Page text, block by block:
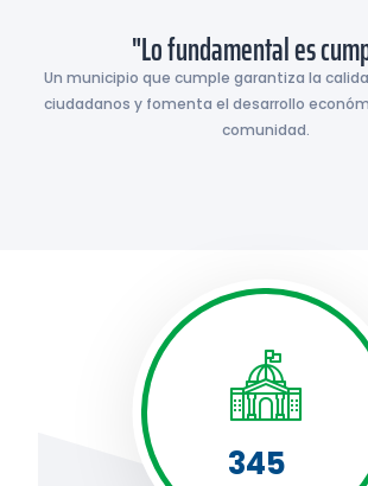
"Lo fundamental es
Un municipio que cumple garantiza la
ciudadanos y fomenta el desarrollo
comunidad.
345